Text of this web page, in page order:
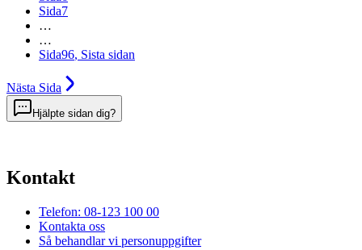
Sida7
…
…
Sida96, Sista sidan
Nästa Sida
Hjälpte sidan dig?
Kontakt
Telefon: 08-123 100 00
Kontakta oss
Så behandlar vi personuppgifter